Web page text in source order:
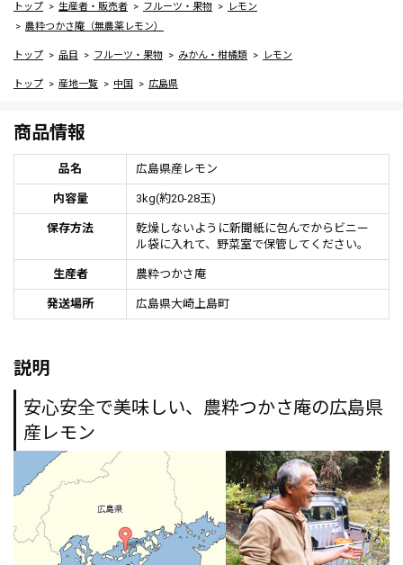
トップ 生産者・販売者 フルーツ・果物
レモン
農粋つかさ庵（無農薬レモン）
トップ 品目 フルーツ・果物 みかん・柑橘類 レモン
トップ 産地一覧 中国 広島県
商品情報
品名 広島県産レモン
内容量 3kg(約20-28玉)
保存方法
乾燥しないように新聞紙に包んでからビニー
ル袋に入れて、野菜室で保管してください。
生産者 農粋つかさ庵
発送場所 広島県大崎上島町
説明
安心安全で美味しい、農粋つかさ庵の広島県
産レモン